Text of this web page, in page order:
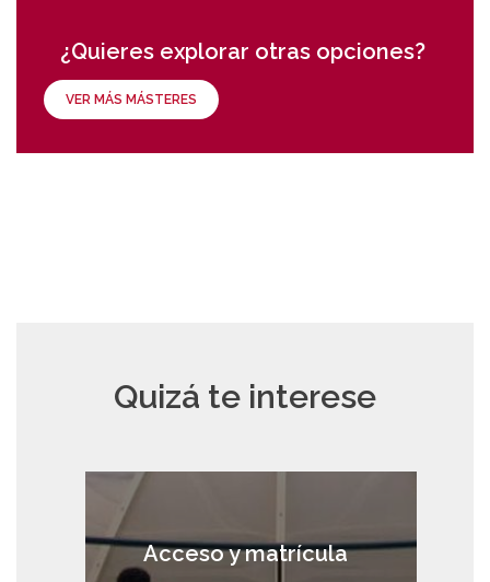
¿Quieres explorar otras opciones?
VER MÁS MÁSTERES
Quizá te interese
Acceso y matrícula